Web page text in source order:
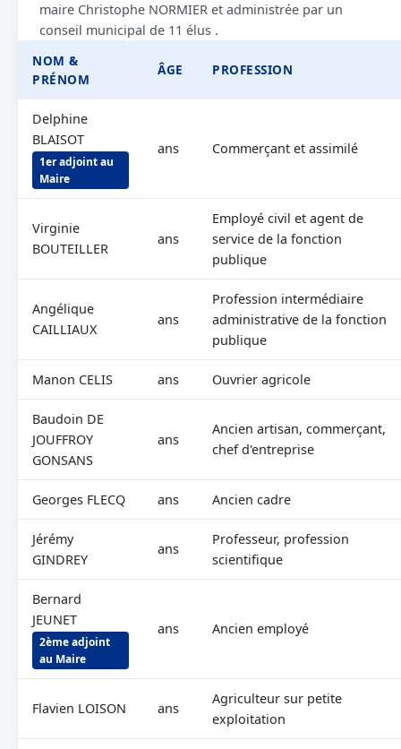
maire Christophe NORMIER et administrée par un
conseil municipal de 11 élus .
NOM &
PRÉNOM
ÂGE PROFESSION
Delphine
BLAISOT
1er adjoint au
Maire
ans Commerçant et assimilé
Virginie
BOUTEILLER
ans
Employé civil et agent de
service de la fonction
publique
Angélique
CAILLIAUX
ans
Profession intermédiaire
administrative de la fonction
publique
Manon CELIS ans Ouvrier agricole
Baudoin DE
JOUFFROY
GONSANS
ans
Ancien artisan, commerçant,
chef d'entreprise
Georges FLECQ ans Ancien cadre
Jérémy
GINDREY
ans
Professeur, profession
scientifique
Bernard
JEUNET
2ème adjoint
au Maire
ans Ancien employé
Flavien LOISON ans
Agriculteur sur petite
exploitation